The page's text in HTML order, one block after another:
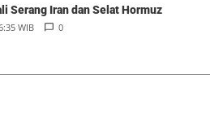
Serang Iran dan Selat Hormuz
WIB 0